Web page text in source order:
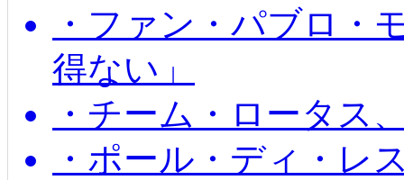
・ファン・パブロ・
得ない」
・チーム・ロータス
・ポール・ディ・レ